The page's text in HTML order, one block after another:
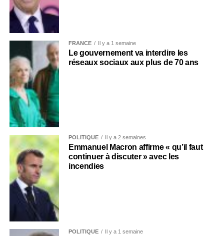
FRANCE Il y a 1 semaine
Le gouvernement va interdire les
réseaux sociaux aux plus de 70 ans
POLITIQUE Il y a 2 semaines
Emmanuel Macron affirme « qu’il faut
continuer à discuter » avec les
incendies
POLITIQUE Il y a 1 semaine